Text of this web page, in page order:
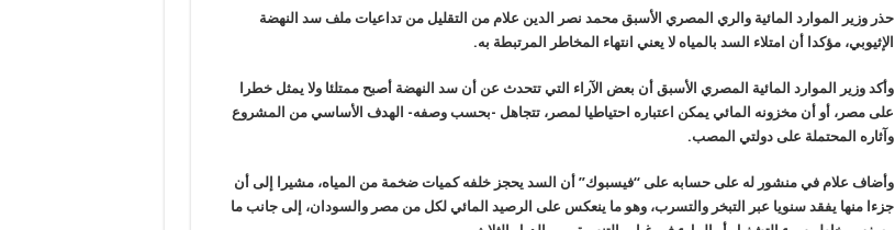
حذر وزير الموارد المائية والري المصري الأسبق محمد نصر الدين علام من التقليل من تداعيات ملف سد النهضة
الإثيوبي، مؤكدا أن امتلاء السد بالمياه لا يعني انتهاء المخاطر المرتبطة به.
وأكد وزير الموارد المائية المصري الأسبق أن بعض الآراء التي تتحدث عن أن سد النهضة أصبح ممتلئا ولا يمثل خطرا
على مصر، أو أن مخزونه المائي يمكن اعتباره احتياطيا لمصر، تتجاهل -بحسب وصفه- الهدف الأساسي من المشروع
وآثاره المحتملة على دولتي المصب.
وأضاف علام في منشور له على حسابه على “فيسبوك” أن السد يحجز خلفه كميات ضخمة من المياه، مشيرا إلى أن
جزءا منها يفقد سنويا عبر التبخر والتسرب، وهو ما ينعكس على الرصيد المائي لكل من مصر والسودان، إلى جانب ما